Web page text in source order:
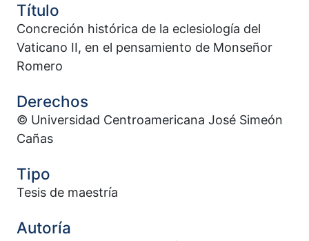
Título
Concreción histórica de la eclesiología del
Vaticano II, en el pensamiento de Monseñor
Romero
Derechos
© Universidad Centroamericana José Simeón
Cañas
Tipo
Tesis de maestría
Autoría